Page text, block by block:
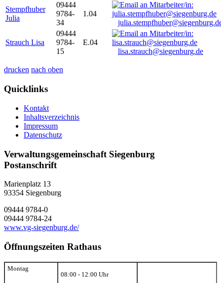
Stempfhuber
Julia
09444
9784-
34
1.04
Strauch Lisa
09444
9784-
15
E.04
lisa.strauch@siegenburg.de
drucken nach oben
Quicklinks
Kontakt
Inhaltsverzeichnis
Impressum
Datenschutz
Verwaltungsgemeinschaft Siegenburg
Postanschrift
Marienplatz 13
93354 Siegenburg
09444 9784-0
09444 9784-24
www.vg-siegenburg.de/
Öffnungszeiten Rathaus
Montag
08:00 - 12:00 Uhr